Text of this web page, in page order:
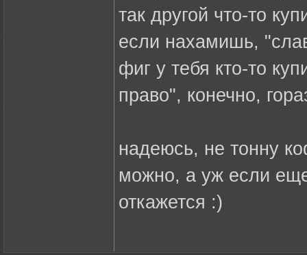
так другой что-то
если нахамишь,
фиг у тебя кто-то
право", конечно,
надеюсь, не тонну
можно, а уж если
откажется :)